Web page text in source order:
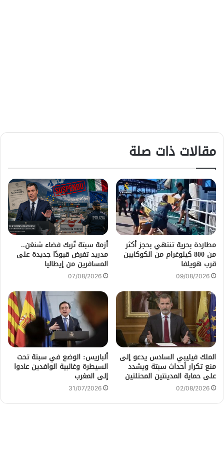
مقالات ذات صلة
مطاردة بحرية تنتهي بحجز أكثر
من 800 كيلوغرام من الكوكايين
قرب هويلفا
09/08/2026
أزمة سبتة تُربك فضاء شنغن..
مدريد تفرض قيودًا جديدة على
المسافرين من إيطاليا
07/08/2026
الملك فيليبي السادس يدعو إلى
منع تكرار أحداث سبتة ويشدد
على حماية المدينتين المحتلتين
02/08/2026
ألباريس: الوضع في سبتة تحت
السيطرة وغالبية الوافدين عادوا
إلى المغرب
31/07/2026